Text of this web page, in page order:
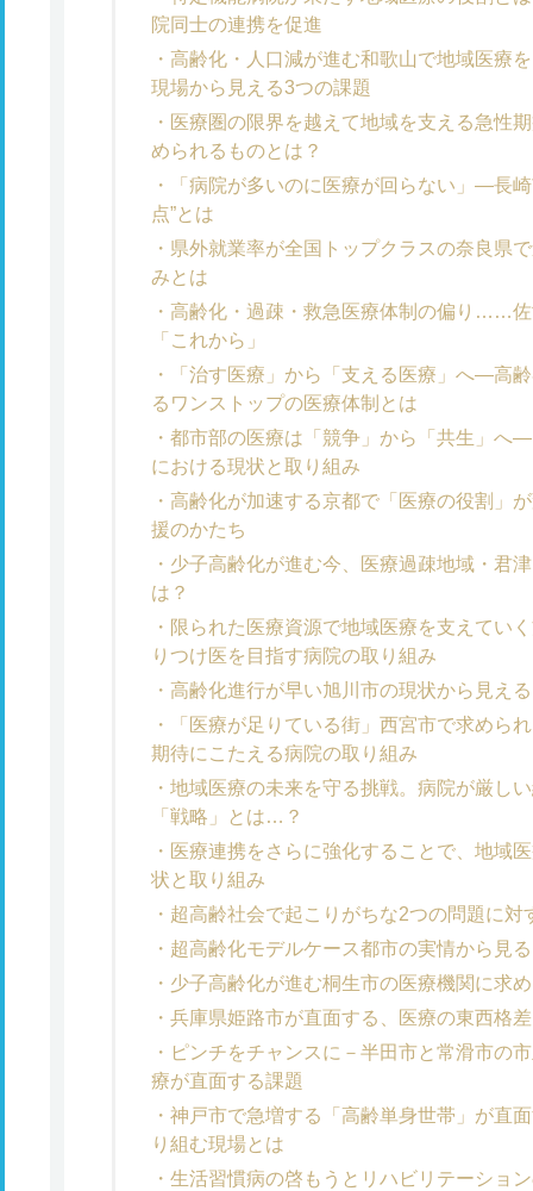
院同士の連携を促進
高齢化・人口減が進む和歌山で地域医療
現場から見える3つの課題
医療圏の限界を越えて地域を支える急性
められるものとは？
「病院が多いのに医療が回らない」―長
点”とは
県外就業率が全国トップクラスの奈良県
みとは
高齢化・過疎・救急医療体制の偏り……
「これから」
「治す医療」から「支える医療」へ―高
るワンストップの医療体制とは
都市部の医療は「競争」から「共生」へ
における現状と取り組み
高齢化が加速する京都で「医療の役割」
援のかたち
少子高齢化が進む今、医療過疎地域・君
は？
限られた医療資源で地域医療を支えてい
りつけ医を目指す病院の取り組み
高齢化進行が早い旭川市の現状から見え
「医療が足りている街」西宮市で求め
期待にこたえる病院の取り組み
地域医療の未来を守る挑戦。病院が厳し
「戦略」とは…？
医療連携をさらに強化することで、地域
状と取り組み
超高齢社会で起こりがちな2つの問題に
超高齢化モデルケース都市の実情から見
少子高齢化が進む桐生市の医療機関に求
兵庫県姫路市が直面する、医療の東西格
ピンチをチャンスに－半田市と常滑市の
療が直面する課題
神戸市で急増する「高齢単身世帯」が直
り組む現場とは
生活習慣病の啓もうとリハビリテーショ